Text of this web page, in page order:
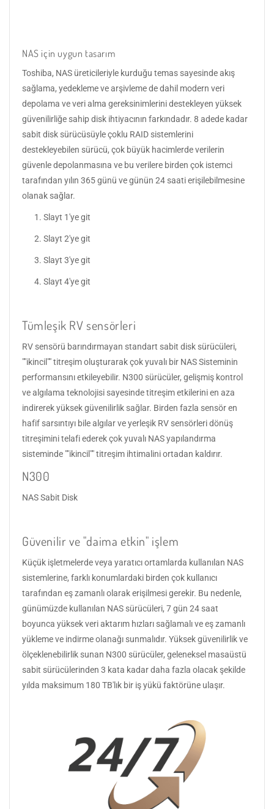
NAS için uygun tasarım
Toshiba, NAS üreticileriyle kurduğu temas sayesinde akış
sağlama, yedekleme ve arşivleme de dahil modern veri
depolama ve veri alma gereksinimlerini destekleyen yüksek
güvenilirliğe sahip disk ihtiyacının farkındadır. 8 adede kadar
sabit disk sürücüsüyle çoklu RAID sistemlerini
destekleyebilen sürücü, çok büyük hacimlerde verilerin
güvenle depolanmasına ve bu verilere birden çok istemci
tarafından yılın 365 günü ve günün 24 saati erişilebilmesine
olanak sağlar.
Slayt 1'ye git
Slayt 2'ye git
Slayt 3'ye git
Slayt 4'ye git
Tümleşik RV sensörleri
RV sensörü barındırmayan standart sabit disk sürücüleri,
""ikincil"" titreşim oluşturarak çok yuvalı bir NAS Sisteminin
performansını etkileyebilir. N300 sürücüler, gelişmiş kontrol
ve algılama teknolojisi sayesinde titreşim etkilerini en aza
indirerek yüksek güvenilirlik sağlar. Birden fazla sensör en
hafif sarsıntıyı bile algılar ve yerleşik RV sensörleri dönüş
titreşimini telafi ederek çok yuvalı NAS yapılandırma
sisteminde ""ikincil"" titreşim ihtimalini ortadan kaldırır.
N300
NAS Sabit Disk
Güvenilir ve "daima etkin" işlem
Küçük işletmelerde veya yaratıcı ortamlarda kullanılan NAS
sistemlerine, farklı konumlardaki birden çok kullanıcı
tarafından eş zamanlı olarak erişilmesi gerekir. Bu nedenle,
günümüzde kullanılan NAS sürücüleri, 7 gün 24 saat
boyunca yüksek veri aktarım hızları sağlamalı ve eş zamanlı
yükleme ve indirme olanağı sunmalıdır. Yüksek güvenilirlik ve
ölçeklenebilirlik sunan N300 sürücüler, geleneksel masaüstü
sabit sürücülerinden 3 kata kadar daha fazla olacak şekilde
yılda maksimum 180 TB'lık bir iş yükü faktörüne ulaşır.